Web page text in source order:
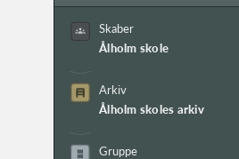
Skaber
Ålholm skole
Arkiv
Ålholm skoles arkiv
Gruppe